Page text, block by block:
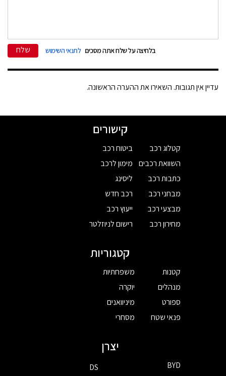
בלחיצה על שלח אתה מסכים לתנאי השימוש שלח
עדיין אין תגובות. השאירו את ההערה הראשונה.
קישורים
קטלוג רכב
השוואת רכבים
כתבות רכב
מבחני רכב
מבצעי רכב
מחירון רכב
ביטוח רכב
מימון לרכב
ליסינג
רכב חדש
ייעוץ רכב
רישום לניוזלטר
קטגוריות
קטנות
מנהלים
ספורט
פנאי שטח
משפחתיות
יוקרה
מיניוואנים
מסחרי
יצרן
BYD
DS